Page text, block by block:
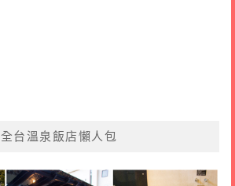
全台溫泉飯店懶人包